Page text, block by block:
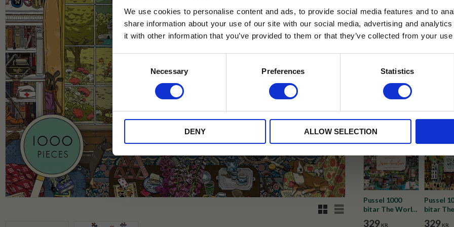
We use cookies to personalise content and ads, to provide social media features and to
share information about your use of our site with our social media, advertising and
it with other information that you’ve provided to them or that they’ve collected from your
Consent
Selection
Necessary Preferences Statistics
DENY ALLOW SELECTION
RutnätsvyListvy
✓ Fri frakt över 399 kr
✓ Gratis teprov i varje
Pussel 1000
bitar The World
of Jane Austen
329 KR
Pussel
bitar
of Oscar
329 KR
Jag samtycker till Tehuset Javas villkor.Läs mer
* Rabatten gäller endast online på Tehusetjava.se. Rabatten fungerar endast
på ordinarie priser och kan ej kombineras med andra erbjudanden.